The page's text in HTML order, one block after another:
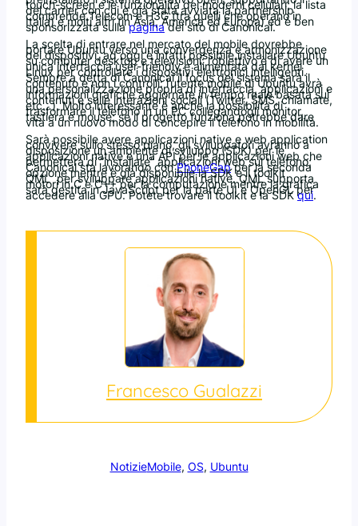
touch-screen e le funzionalità dei moderni cellulari; la lista
dei carrier con cui è già stata avviata la partnership
comprende Telecom e H3G (tra quelli che operano in
Italia) e molti altri (in Asia, America ed Europa) ed è ben
sponsorizzata sullapaginadel sito di Canonical.
La scelta di entrare nel mercato del mobile dovrebbe
portare Ubuntu verso una convergenza e armonizzazione
dei dispositivi, ad oggi è infatti possibile installare Ubuntu
su computer desktop e televisioni: l’obiettivo è di avere un
unica interfaccia user-friendly e alimentata dal kernel
Linux per controllare i dispositivi elettronici intelligenti.
Sempre a detta di Canonical il focus del sistema sarà il
contenuto e non i controlli: l’utente mobile di Ubuntu avrà
una personalizzazione propria di interfaccia, applicazioni e
informazioni grafiche aggiornate in tempo reale basata sui
contenuti e sulle interazioni sociali (Twitter, SMS, chiamate,
etc…). Molto interessante è anche la possibilità di
trasformare il telefono in un PC collegandogli monitor,
tastiera e mouse; se il progetto funziona potrebbe dare
vita a un nuovo modo di concepire il telefono in mobilità.
Sarà possibile avere applicazioni native e web application
convivere sullo stesso piano, gli sviluppatori avranno a
disposizione un ambiente di sviluppo (SDK) per le
applicazioni native e una API per le applicazioni web che
permetterà di “installare” applicazioni web sul telefono;
Canonical sta lavorando conPhoneGapper la seconda
opzione mentre è già disponibile la SDK e il toolkit
QML per sviluppare applicazioni native. QML supporta
motori in C e C++ per la computazione mentre la grafica
sarà gestita in JavaScript per la parte UI e OpenGL per
accedere alla GPU. Potete trovare il toolkit e la SDK qui.
Francesco Gualazzi
NotizieMobile, OS, Ubuntu